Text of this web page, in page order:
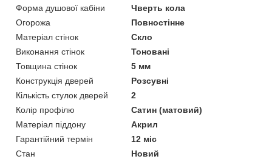
Форма душової кабіни
Чверть кола
Огорожа
Повностінне
Матеріал стінок
Скло
Виконання стінок
Тоновані
Товщина стінок
5 мм
Конструкція дверей
Розсувні
Кількість стулок дверей
2
Колір профілю
Сатин (матовий)
Матеріал піддону
Акрил
Гарантійний термін
12 міс
Стан
Новий